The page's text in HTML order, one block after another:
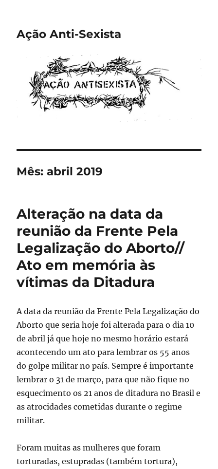
Ação Anti-Sexista
Mês:abril 2019
Alteração na data da
reunião da Frente Pela
Legalização do Aborto//
Ato em memória às
vítimas da Ditadura
A data da reunião da Frente Pela Legalização do
Aborto que seria hoje foi alterada para o dia 10
de abril já que hoje no mesmo horário estará
acontecendo um ato para lembrar os 55 anos
do golpe militar no país. Sempre é importante
lembrar o 31 de março, para que não fique no
esquecimento os 21 anos de ditadura no Brasil e
as atrocidades cometidas durante o regime
militar.
Foram muitas as mulheres que foram
torturadas, estupradas (também tortura),